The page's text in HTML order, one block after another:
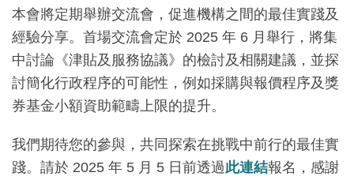
本會將定期舉辦交流會，促進機構之間的最佳實踐及
經驗分享。首場交流會定於 2025 年 6 月舉行，將集
中討論《津貼及服務協議》的檢討及相關建議，並探
討簡化行政程序的可能性，例如採購與報價程序及獎
券基金小額資助範疇上限的提升。
我們期待您的參與，共同探索在挑戰中前行的最佳實
踐。請於 2025 年 5 月 5 日前透過此連結報名，感謝